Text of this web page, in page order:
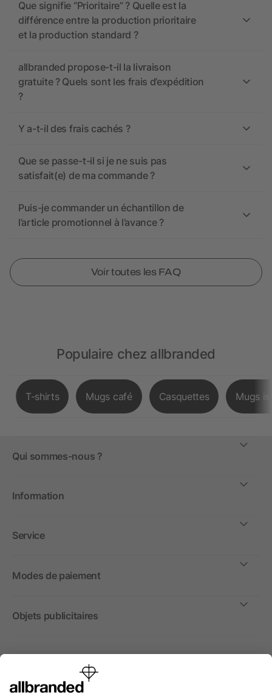
Que signifie “Prioritaire” ? Quelle est la
différence entre la production prioritaire
et la production standard ?
allbranded propose-t-il la livraison
gratuite ? Quels sont les frais d’expédition
?
Y a-t-il des frais cachés ?
Que se passe-t-il si je ne suis pas
satisfait(e) de ma commande ?
Puis-je commander un échantillon de
l’article promotionnel à l’avance ?
Voir toutes les FAQ
Populaire chez allbranded
T-shirts Mugs café Casquettes Mugs
Qui sommes-nous ?
Information
Service
Modes de paiement
Objets publicitaires
International